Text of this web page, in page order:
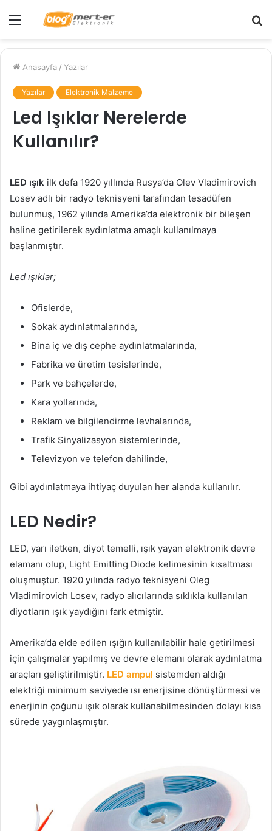
Menü
Anasayfa / Yazılar
Yazılar Elektronik Malzeme
Led Işıklar Nerelerde
Kullanılır?
LED ışık ilk defa 1920 yıllında Rusya’da Olev Vladimirovich
Losev adlı bir radyo teknisyeni tarafından tesadüfen
bulunmuş, 1962 yılında Amerika’da elektronik bir bileşen
haline getirilerek aydınlatma amaçlı kullanılmaya
başlanmıştır.
Led ışıklar;
Ofislerde,
Sokak aydınlatmalarında,
Bina iç ve dış cephe aydınlatmalarında,
Fabrika ve üretim tesislerinde,
Park ve bahçelerde,
Kara yollarında,
Reklam ve bilgilendirme levhalarında,
Trafik Sinyalizasyon sistemlerinde,
Televizyon ve telefon dahilinde,
Gibi aydınlatmaya ihtiyaç duyulan her alanda kullanılır.
LED Nedir?
LED, yarı iletken, diyot temelli, ışık yayan elektronik devre
elamanı olup, Light Emitting Diode kelimesinin kısaltması
oluşmuştur. 1920 yılında radyo teknisyeni Oleg
Vladimirovich Losev, radyo alıcılarında sıklıkla kullanılan
diyotların ışık yaydığını fark etmiştir.
Amerika’da elde edilen ışığın kullanılabilir hale getirilmesi
için çalışmalar yapılmış ve devre elemanı olarak aydınlatma
araçları geliştirilmiştir. LED ampul sistemden aldığı
elektriği minimum seviyede ısı enerjisine dönüştürmesi ve
enerjinin çoğunu ışık olarak kullanabilmesinden dolayı kısa
sürede yaygınlaşmıştır.